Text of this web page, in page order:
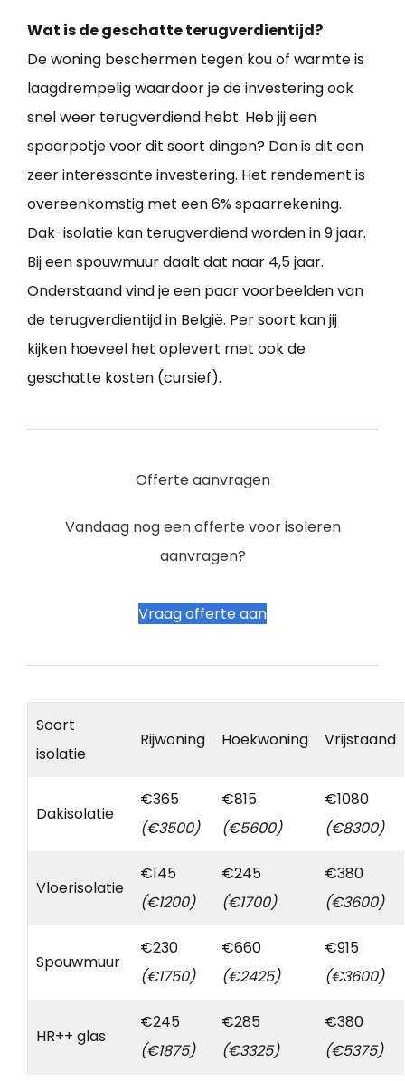
Wat is de geschatte terugverdientijd?
De woning beschermen tegen kou of warmte is
laagdrempelig waardoor je de investering ook
snel weer terugverdiend hebt. Heb jij een
spaarpotje voor dit soort dingen? Dan is dit een
zeer interessante investering. Het rendement is
overeenkomstig met een 6% spaarrekening.
Dak-isolatie kan terugverdiend worden in 9 jaar.
Bij een spouwmuur daalt dat naar 4,5 jaar.
Onderstaand vind je een paar voorbeelden van
de terugverdientijd in België. Per soort kan jij
kijken hoeveel het oplevert met ook de
geschatte kosten (cursief).
Offerte aanvragen
Vandaag nog een offerte voor isoleren
aanvragen?
Vraag offerte aan
Soort
isolatie
Rijwoning Hoekwoning Vrijstaand
Dakisolatie
€365
(€3500)
€815
(€5600)
€1080
(€8300)
Vloerisolatie
€145
(€1200)
€245
(€1700)
€380
(€3600)
Spouwmuur
€230
(€1750)
€660
(€2425)
€915
(€3600)
HR++ glas
€245
(€1875)
€285
(€3325)
€380
(€5375)